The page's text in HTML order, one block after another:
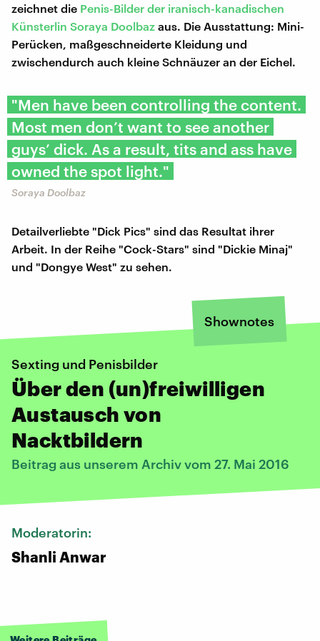
zeichnet die Penis-Bilder der iranisch-kanadischen
Künsterlin Soraya Doolbaz aus. Die Ausstattung: Mini-
Perücken, maßgeschneiderte Kleidung und
zwischendurch auch kleine Schnäuzer an der Eichel.
​"Men have been controlling the content.
Most men don’t want to see another
guys’ dick. As a result, tits and ass have
owned the spot light."
Soraya Doolbaz
Detailverliebte "Dick Pics" sind das Resultat ihrer
Arbeit. In der Reihe "Cock-Stars" sind "Dickie Minaj"
und "Dongye West" zu sehen.
Shownotes
Sexting und Penisbilder
Über den (un)freiwilligen
Austausch von
Nacktbildern
Beitrag aus unserem Archiv vom 27. Mai 2016
Moderatorin:
Shanli Anwar